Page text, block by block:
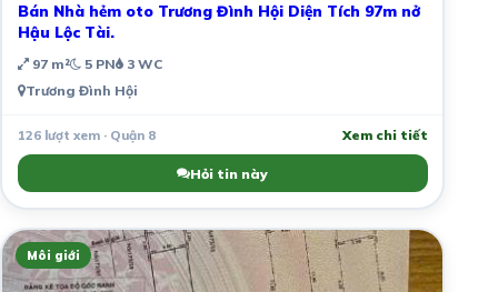
Bán Nhà hẻm oto Trương Đình Hội Diện Tích 97m nở
Hậu Lộc Tài.
97 m² 5 PN 3 WC
Trương Đình Hội
126 lượt xem · Quận 8 Xem chi tiết
Hỏi tin này
Môi giới